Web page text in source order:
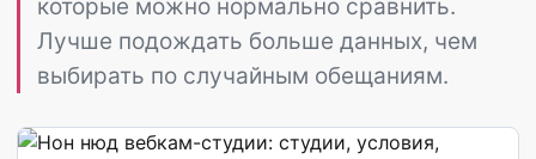
которые можно нормально сравнить.
Лучше подождать больше данных, чем
выбирать по случайным обещаниям.